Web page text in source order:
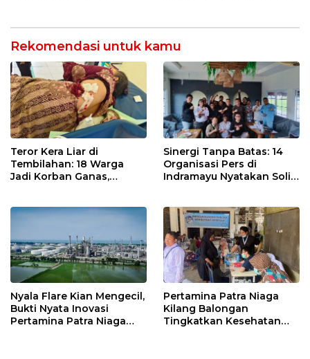
Rekomendasi untuk kamu
Teror Kera Liar di
Tembilahan: 18 Warga
Jadi Korban Ganas,
Sinergi Tanpa Batas: 14
Organisasi Pers di
Indramayu Nyatakan Solid
Nyala Flare Kian Mengecil,
Bukti Nyata Inovasi
Pertamina Patra Niaga
Pertamina Patra Niaga
Kilang Balongan
Tingkatkan Kesehatan